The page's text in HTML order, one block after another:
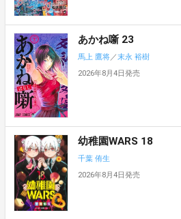
あかね噺 23
馬上 鷹将／末永 裕樹
2026年8月4日発売
幼稚園WARS 18
千葉 侑生
2026年8月4日発売